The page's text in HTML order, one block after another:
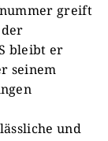
greift
bleibt er
seinem
und